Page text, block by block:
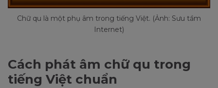
Chữ qu là một phụ âm trong tiếng Việt. (Ảnh: Sưu tầm
Internet)
Cách phát âm chữ qu trong
tiếng Việt chuẩn